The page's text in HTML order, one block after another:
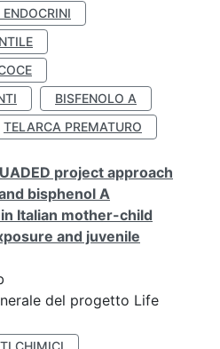
ENDOCRINI
BISFENOLO A
TELARCA PREMATURO
project approach
bisphenol A
Italian mother-child
and juvenile
del progetto Life
CHIMICI